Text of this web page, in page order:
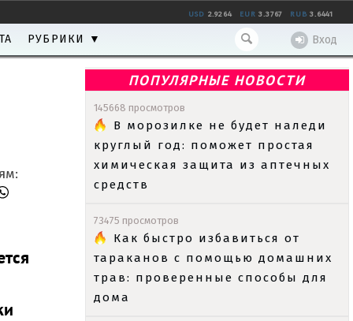
USD 2.9264 EUR 3.3767 RUB 3.6441
Вход
РУБРИКИ ▼
ПОПУЛЯРНЫЕ НОВОСТИ
145668 просмотров
В морозилке не будет наледи
круглый год: поможет простая
химическая защита из аптечных
средств
73475 просмотров
Как быстро избавиться от
тараканов с помощью домашних
трав: проверенные способы для
дома